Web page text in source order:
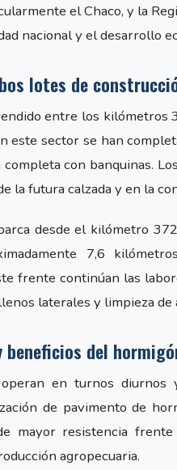
el Chaco, y la
nacional y el desarrollo
lotes de
entre los kilómetros
este sector se han
completa con banquinas.
la futura calzada y en la
desde el kilómetro
7,6
frente continúan las
laterales y limpieza de
beneficios del
en turnos
de pavimento de
mayor resistencia
agropecuaria.